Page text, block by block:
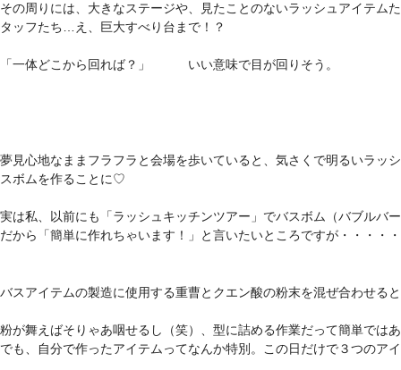
その周りには、大きなステージや、見たことのないラッシュアイテム
タッフたち…え、巨大すべり台まで！？
「一体どこから回れば？」 いい意味で目が回りそう。
夢見心地なままフラフラと会場を歩いていると、気さくで明るいラッ
スボムを作ることに♡
実は私、以前にも「ラッシュキッチンツアー」でバスボム（バブルバ
だから「簡単に作れちゃいます！」と言いたいところですが・・・・
バスアイテムの製造に使用する重曹とクエン酸の粉末を混ぜ合わせる
粉が舞えばそりゃあ咽せるし（笑）、型に詰める作業だって簡単では
でも、自分で作ったアイテムってなんか特別。この日だけで３つのア